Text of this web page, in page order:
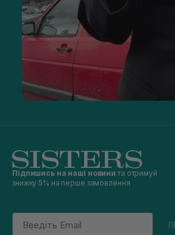
Підпишись на наші новини та отримуй
знижку 5% на перше замовлення
Email